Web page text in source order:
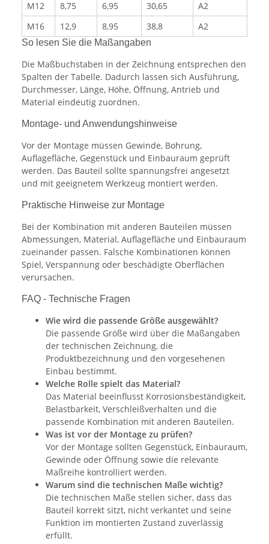
M12 8,75 6,95 30,65
A2
M16
12,9 8,95 38,8 A2
So lesen Sie die Maßangaben
Die Maßbuchstaben in der Zeichnung entsprechen den
Spalten der Tabelle. Dadurch lassen sich Ausführung,
Durchmesser, Länge, Höhe, Öffnung, Antrieb und
Material eindeutig zuordnen.
Montage- und Anwendungshinweise
Vor der Montage müssen Gewinde, Bohrung,
Auflagefläche, Gegenstück und Einbauraum geprüft
werden. Das Bauteil sollte spannungsfrei angesetzt
und mit geeignetem Werkzeug montiert werden.
Praktische Hinweise zur Montage
Bei der Kombination mit anderen Bauteilen müssen
Abmessungen, Material, Auflagefläche und Einbauraum
zueinander passen. Falsche Kombinationen können
Spiel, Verspannung oder beschädigte Oberflächen
verursachen.
FAQ - Technische Fragen
Wie wird die passende Größe ausgewählt?
Die passende Größe wird über die Maßangaben
der technischen Zeichnung, die
Produktbezeichnung und den vorgesehenen
Einbau bestimmt.
Welche Rolle spielt das Material?
Das Material beeinflusst Korrosionsbeständigkeit,
Belastbarkeit, Verschleißverhalten und die
passende Kombination mit anderen Bauteilen.
Was ist vor der Montage zu prüfen?
Vor der Montage sollten Gegenstück, Einbauraum,
Gewinde oder Öffnung sowie die relevante
Maßreihe kontrolliert werden.
Warum sind die technischen Maße wichtig?
Die technischen Maße stellen sicher, dass das
Bauteil korrekt sitzt, nicht verkantet und seine
Funktion im montierten Zustand zuverlässig
erfüllt.